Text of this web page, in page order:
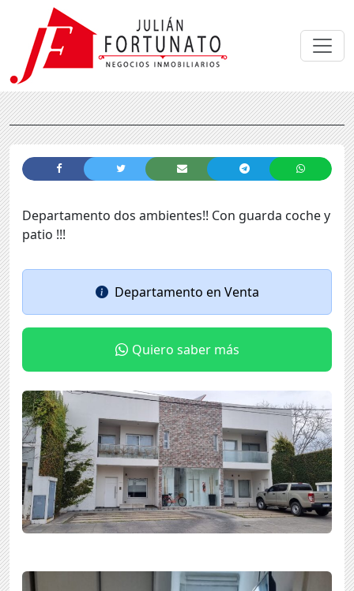
Departamento dos ambientes!! Con guarda coche y
patio !!!
Departamento en Venta
Quiero saber más